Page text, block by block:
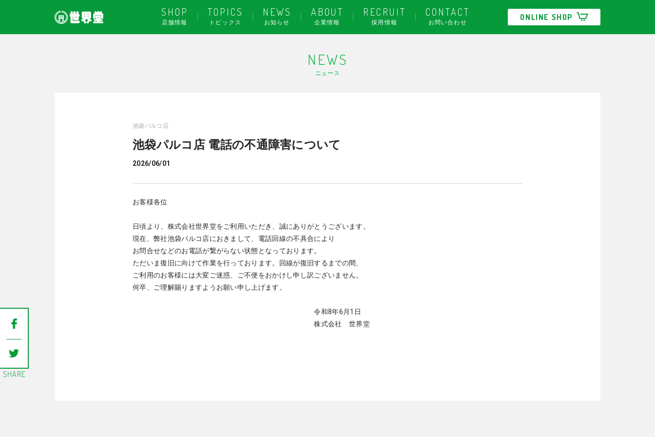
SHOP
店舗情報
TOPICS
トピックス
NEWS
お知らせ
ABOUT
企業情報
RECRUIT
採用情報
CONTACT
お問い合わせ
ONLINE SHOP
NEWS
ニュース
池袋パルコ店
池袋パルコ店 電話の不通障害について
2026/06/01
お客様各位
日頃より、株式会社世界堂をご利用いただき、誠にありがとうございます。
現在、弊社池袋パルコ店におきまして、電話回線の不具合により
お問合せなどのお電話が繋がらない状態となっております。
ただいま復旧に向けて作業を行っております。回線が復旧するまでの間、
ご利用のお客様には大変ご迷惑、ご不便をおかけし申し訳ございません。
何卒、ご理解賜りますようお願い申し上げます。
令和8年6月1日
株式会社 世界堂
SHARE